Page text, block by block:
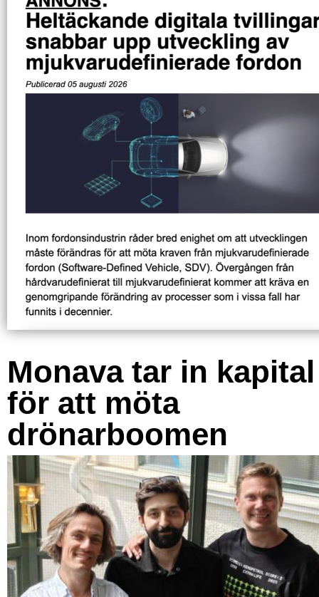
Monava tar in kapital
för att möta
drönarboomen